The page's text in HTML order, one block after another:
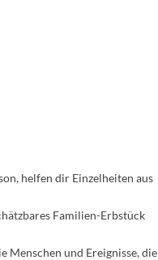
helfen dir Einzelheiten aus
Familien-Erbstück
Menschen und Ereignisse, die